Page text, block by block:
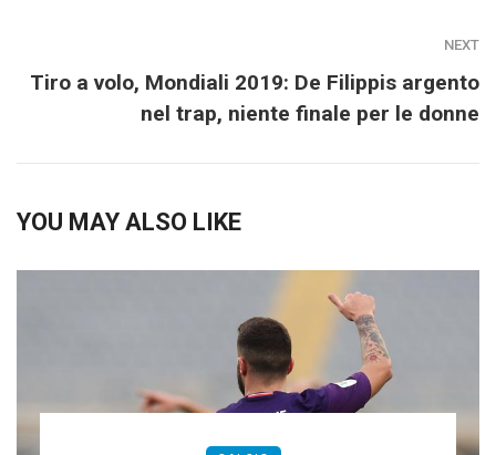
NEXT
Tiro a volo, Mondiali 2019: De Filippis argento
nel trap, niente finale per le donne
YOU MAY ALSO LIKE